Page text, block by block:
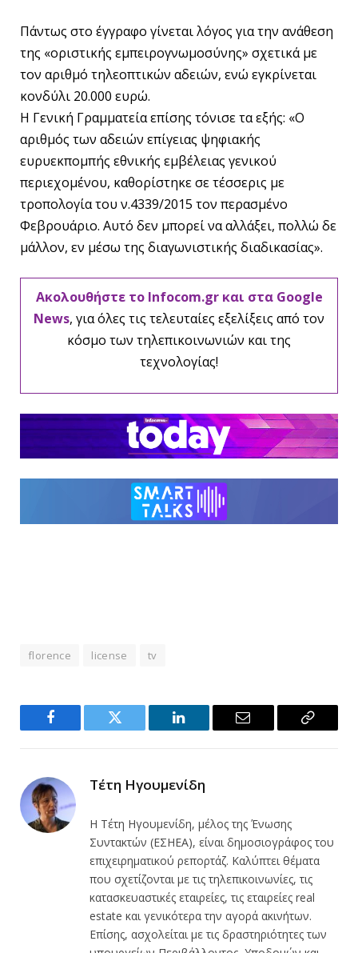
Πάντως στο έγγραφο γίνεται λόγος για την ανάθεση
της «οριστικής εμπειρογνωμοσύνης» σχετικά με
τον αριθμό τηλεοπτικών αδειών, ενώ εγκρίνεται
κονδύλι 20.000 ευρώ.
Η Γενική Γραμματεία επίσης τόνισε τα εξής: «Ο
αριθμός των αδειών επίγειας ψηφιακής
ευρυεκπομπής εθνικής εμβέλειας γενικού
περιεχομένου, καθορίστηκε σε τέσσερις με
τροπολογία του ν.4339/2015 τον περασμένο
Φεβρουάριο. Αυτό δεν μπορεί να αλλάξει, πολλώ δε
μάλλον, εν μέσω της διαγωνιστικής διαδικασίας».
Ακολουθήστε το Infocom.gr και στα Google
News, για όλες τις τελευταίες εξελίξεις από τον
κόσμο των τηλεπικοινωνιών και της
τεχνολογίας!
florence license tv
Facebook Twitter LinkedIn Email
Copy
Τέτη Ηγουμενίδη
Η Τέτη Ηγουμενίδη, μέλος της Ένωσης
Συντακτών (ΕΣΗΕΑ), είναι δημοσιογράφος του
επιχειρηματικού ρεπορτάζ. Καλύπτει θέματα
που σχετίζονται με τις τηλεπικοινωνίες, τις
κατασκευαστικές εταιρείες, τις εταιρείες real
estate και γενικότερα την αγορά ακινήτων.
Επίσης, ασχολείται με τις δραστηριότητες των